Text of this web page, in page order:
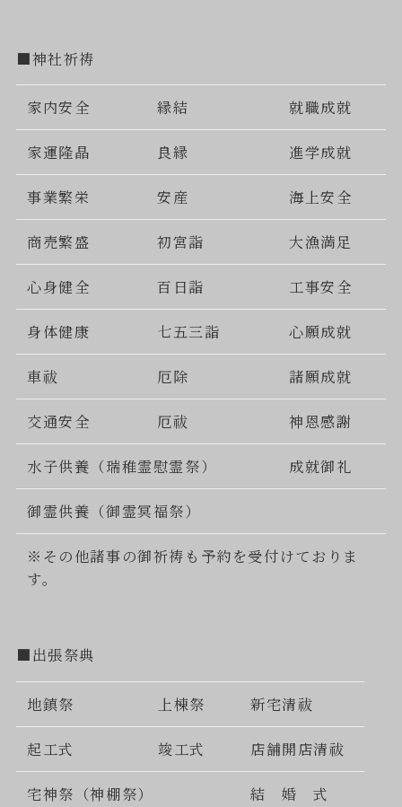
■神社祈祷
家内安全 縁結 就職成就
家運隆晶 良縁 進学成就
事業繁栄 安産 海上安全
商売繁盛 初宮詣 大漁満足
心身健全 百日詣 工事安全
身体健康 七五三詣 心願成就
車祓 厄除 諸願成就
交通安全 厄祓 神恩感謝
水子供養（瑞稚霊慰霊祭） 成就御礼
御霊供養（御霊冥福祭）
※その他諸事の御祈祷も予約を受付けておりま
す。
■出張祭典
地鎮祭 上棟祭 新宅清祓
起工式 竣工式 店舗開店清祓
宅神祭（神棚祭） 結 婚 式